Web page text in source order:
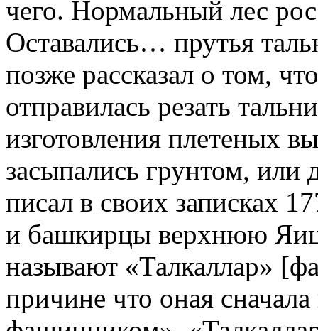
чего. Нормальный лес
Оставались… прутья
позже рассказал о том,
отправилась резать
изготовления плетеных
засыпались грунтом,
писал в своих записках
и башкирцы верхнюю
называют «Талкаллар»
причине что оная